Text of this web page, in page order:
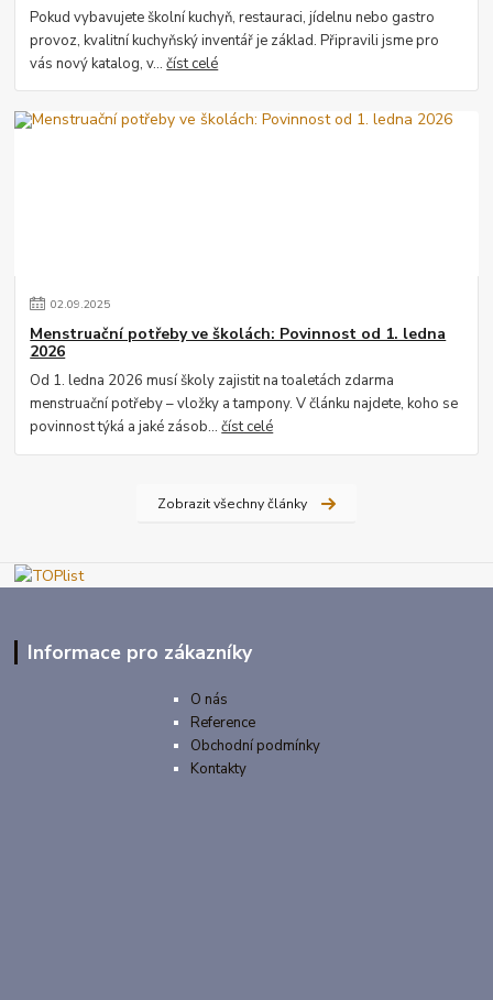
Pokud vybavujete školní kuchyň, restauraci, jídelnu nebo gastro
provoz, kvalitní kuchyňský inventář je základ. Připravili jsme pro
vás nový katalog, v...číst celé
02.09.2025
Menstruační potřeby ve školách: Povinnost od 1. ledna
2026
Od 1. ledna 2026 musí školy zajistit na toaletách zdarma
menstruační potřeby – vložky a tampony. V článku najdete, koho se
povinnost týká a jaké zásob...číst celé
Zobrazit všechny články
Informace pro zákazníky
O nás
Reference
Obchodní podmínky
Kontakty